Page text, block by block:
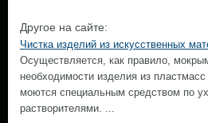
Другое на сайте:
Чистка изделий из искусственных
Осуществляется, как правило,
необходимости изделия из
моются специальным средством по
растворителями. ...